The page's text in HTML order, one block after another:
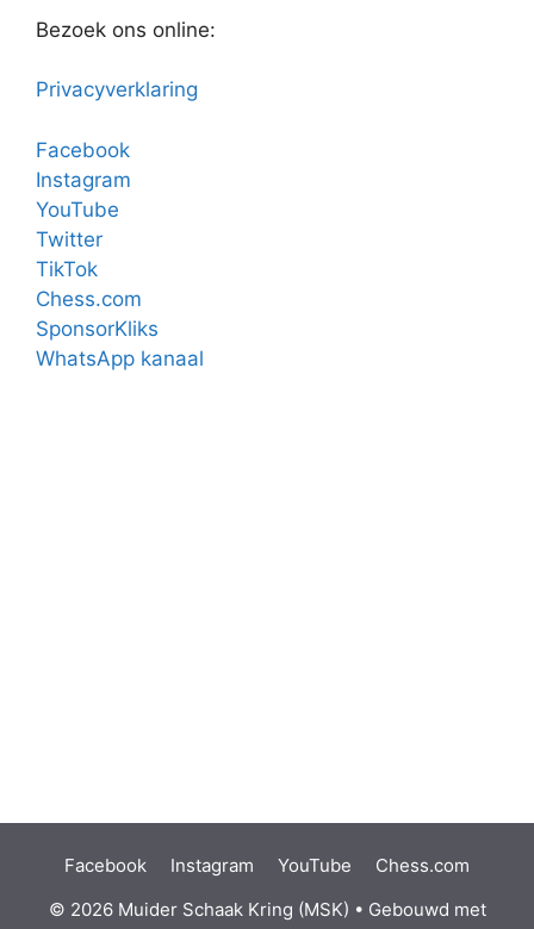
Bezoek ons online:
Privacyverklaring
Facebook
Instagram
YouTube
Twitter
TikTok
Chess.com
SponsorKliks
WhatsApp kanaal
Facebook Instagram YouTube
Chess.com
© 2026 Muider Schaak Kring (MSK) • Gebouwd met